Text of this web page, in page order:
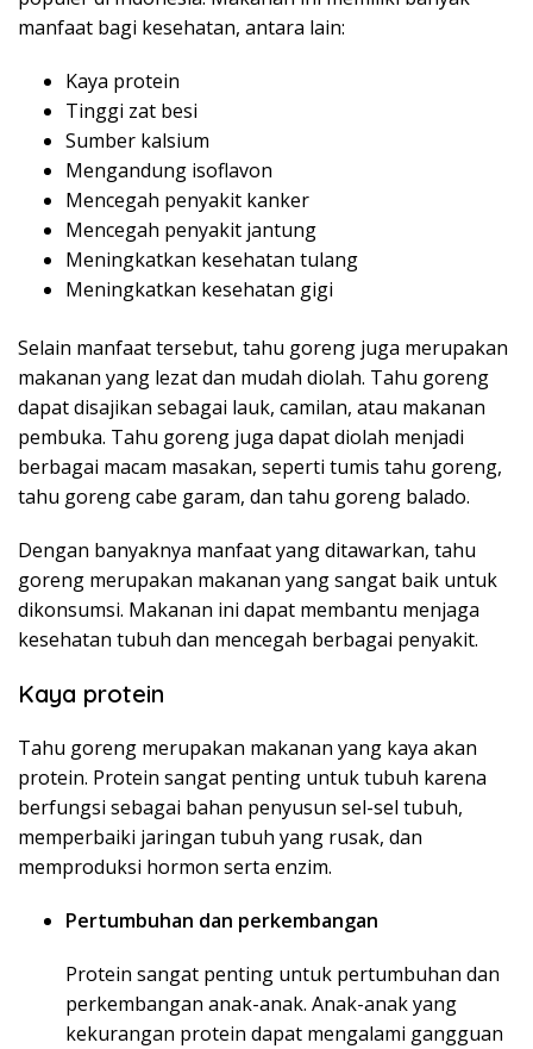
manfaat bagi kesehatan, antara lain:
Kaya protein
Tinggi zat besi
Sumber kalsium
Mengandung isoflavon
Mencegah penyakit kanker
Mencegah penyakit jantung
Meningkatkan kesehatan tulang
Meningkatkan kesehatan gigi
Selain manfaat tersebut, tahu goreng juga merupakan
makanan yang lezat dan mudah diolah. Tahu goreng
dapat disajikan sebagai lauk, camilan, atau makanan
pembuka. Tahu goreng juga dapat diolah menjadi
berbagai macam masakan, seperti tumis tahu goreng,
tahu goreng cabe garam, dan tahu goreng balado.
Dengan banyaknya manfaat yang ditawarkan, tahu
goreng merupakan makanan yang sangat baik untuk
dikonsumsi. Makanan ini dapat membantu menjaga
kesehatan tubuh dan mencegah berbagai penyakit.
Kaya protein
Tahu goreng merupakan makanan yang kaya akan
protein. Protein sangat penting untuk tubuh karena
berfungsi sebagai bahan penyusun sel-sel tubuh,
memperbaiki jaringan tubuh yang rusak, dan
memproduksi hormon serta enzim.
Pertumbuhan dan perkembangan
Protein sangat penting untuk pertumbuhan dan
perkembangan anak-anak. Anak-anak yang
kekurangan protein dapat mengalami gangguan